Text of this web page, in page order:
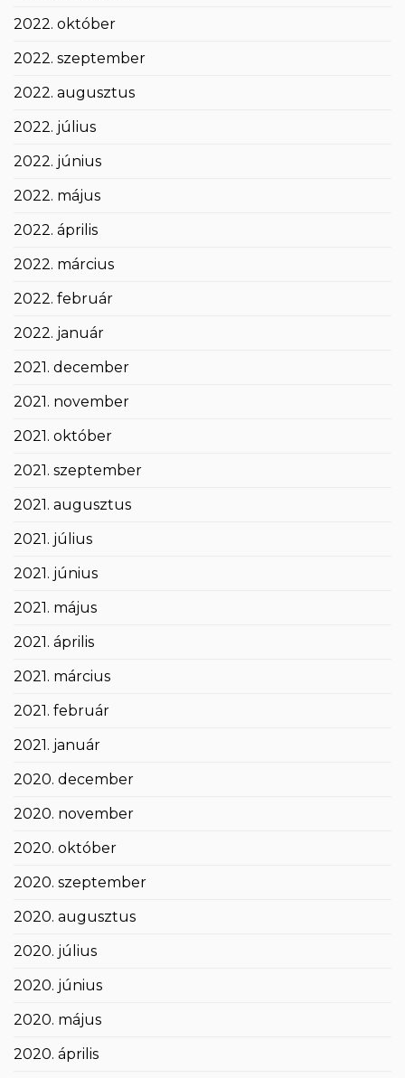
2022. október
2022. szeptember
2022. augusztus
2022. július
2022. június
2022. május
2022. április
2022. március
2022. február
2022. január
2021. december
2021. november
2021. október
2021. szeptember
2021. augusztus
2021. július
2021. június
2021. május
2021. április
2021. március
2021. február
2021. január
2020. december
2020. november
2020. október
2020. szeptember
2020. augusztus
2020. július
2020. június
2020. május
2020. április